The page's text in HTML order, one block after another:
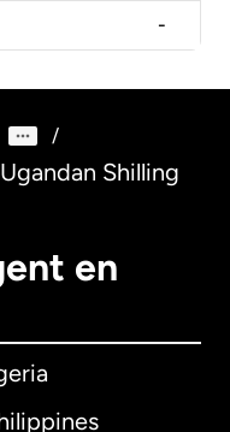
-
/
Shilling
en